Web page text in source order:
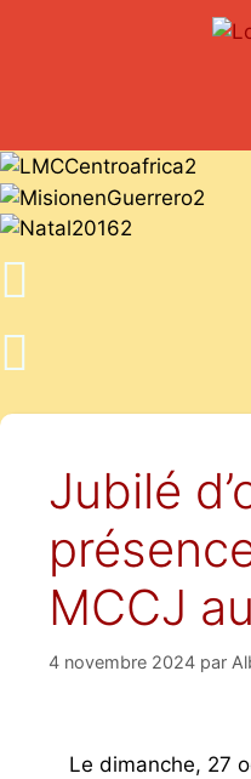
Jubilé
MCCJ
4 novembre 2024 par
Le dimanche, 27